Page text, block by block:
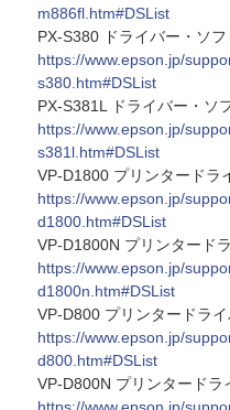
m886fl.htm#DSList
PX-S380 ドライバー・ソ
https://www.epson.jp/
s380.htm#DSList
PX-S381L ドライバー・ソ
https://www.epson.jp/
s381l.htm#DSList
VP-D1800 プリンタードラ
https://www.epson.jp/
d1800.htm#DSList
VP-D1800N プリンタード
https://www.epson.jp/
d1800n.htm#DSList
VP-D800 プリンタードラ
https://www.epson.jp/
d800.htm#DSList
VP-D800N プリンタード